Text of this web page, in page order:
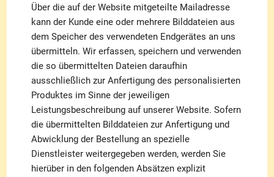
Über die auf der Website mitgeteilte Mailadresse
kann der Kunde eine oder mehrere Bilddateien aus
dem Speicher des verwendeten Endgerätes an uns
übermitteln. Wir erfassen, speichern und verwenden
die so übermittelten Dateien daraufhin
ausschließlich zur Anfertigung des personalisierten
Produktes im Sinne der jeweiligen
Leistungsbeschreibung auf unserer Website. Sofern
die übermittelten Bilddateien zur Anfertigung und
Abwicklung der Bestellung an spezielle
Dienstleister weitergegeben werden, werden Sie
hierüber in den folgenden Absätzen explizit